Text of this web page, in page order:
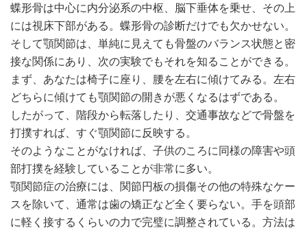
蝶形骨は中心に内分泌系の中枢、脳下垂体を乗せ、その上
には視床下部がある。蝶形骨の診断だけでも欠かせない。
そして顎関節は、単純に見えても骨盤のバランス状態と密
接な関係にあり、次の実験でもそれを知ることができる。
まず、あなたは椅子に座り、腰を左右に傾けてみる。左右
どちらに傾けても顎関節の開きが悪くなるはずである。
したがって、階段から転落したり、交通事故などで骨盤を
打撲すれば、すぐ顎関節に反映する。
そのようなことがなければ、子供のころに同様の障害や頭
部打撲を経験していることが非常に多い。
顎関節症の治療には、関節円板の損傷その他の特殊なケー
スを除いて、通常は歯の矯正など全く要らない。手を頭部
に軽く接するくらいの力で完璧に調整されている。方法は